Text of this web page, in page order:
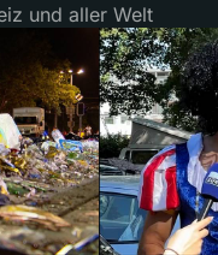
und aller Welt